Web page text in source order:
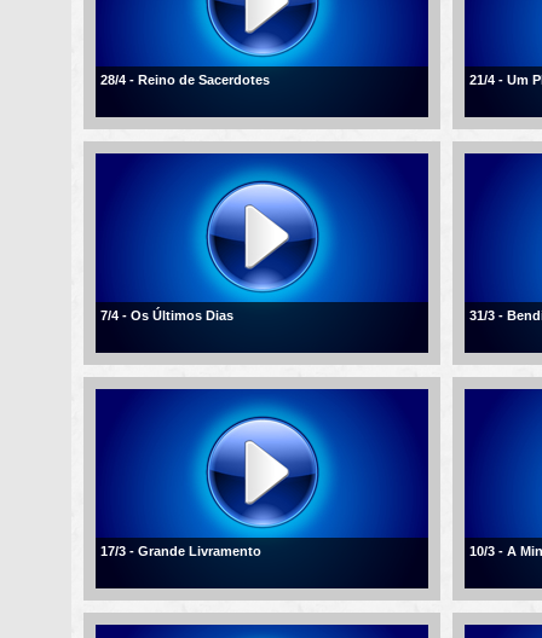
28/4 - Reino de Sacerdotes 21/4 - Um
7/4 - Os Últimos Dias 31/3 -
17/3 - Grande Livramento 10/3 - A